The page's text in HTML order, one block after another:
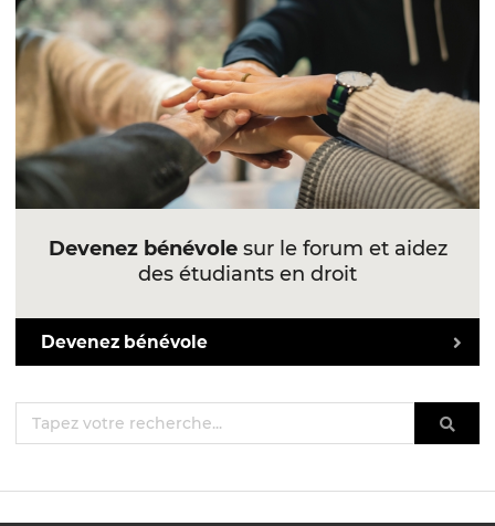
Devenez bénévolesur le forum et aidez
des étudiants en droit
Devenez bénévole